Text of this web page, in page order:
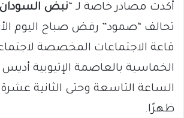
أكدت مصادر خاصة لـ “نبض السودان
تحالف “صمود” رفض صباح اليوم
قاعة الاجتماعات المخصصة
الخماسية بالعاصمة الإثيوبية أديس
الساعة التاسعة وحتى الثانية
ظهرًا.